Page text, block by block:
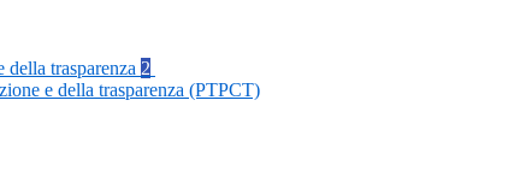
trasparenza 2
e della trasparenza (PTPCT)